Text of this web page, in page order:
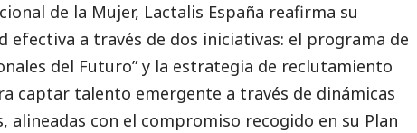
de la Mujer, Lactalis España reafirma su
efectiva a través de dos iniciativas: el programa de
del Futuro” y la estrategia de reclutamiento
captar talento emergente a través de dinámicas
alineadas con el compromiso recogido en su Plan